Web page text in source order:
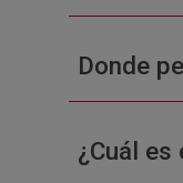
Donde
¿Cuál